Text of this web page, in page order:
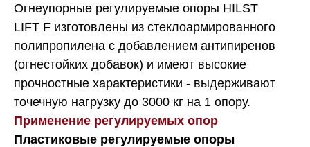
Огнеупорные регулируемые опоры HILST
LIFT F изготовлены из стеклоармированного
полипропилена с добавлением антипиренов
(огнестойких добавок) и имеют высокие
прочностные характеристики - выдерживают
точечную нагрузку до 3000 кг на 1 опору.
Применение регулируемых опор
Пластиковые регулируемые опоры